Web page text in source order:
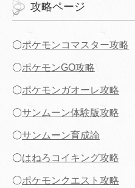
攻略ページ
〇ポケモンコマスター攻略
〇ポケモンGO攻略
〇ポケモンガオーレ攻略
〇サンムーン体験版攻略
〇サンムーン育成論
〇はねろコイキング攻略
〇ポケモンクエスト攻略